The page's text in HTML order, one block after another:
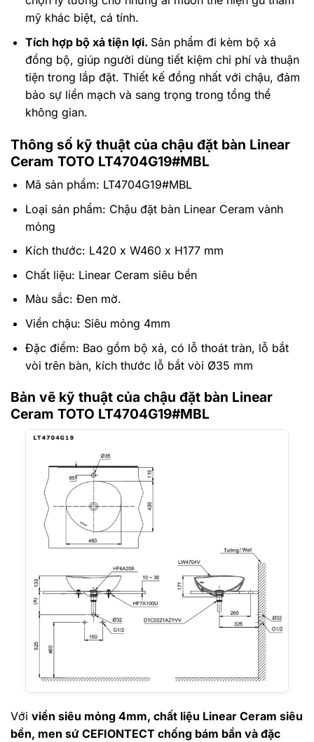
mỹ khác biệt, cá tính.
Tích hợp bộ xả tiện lợi. Sản phẩm đi kèm bộ xả
đồng bộ, giúp người dùng tiết kiệm chi phí và thuận
tiện trong lắp đặt. Thiết kế đồng nhất với chậu, đảm
bảo sự liền mạch và sang trọng trong tổng thể
không gian.
Thông số kỹ thuật của chậu đặt bàn Linear
Ceram TOTO LT4704G19#MBL
Mã sản phẩm: LT4704G19#MBL
Loại sản phẩm: Chậu đặt bàn Linear Ceram vành
mỏng
Kích thước: L420 x W460 x H177 mm
Chất liệu: Linear Ceram siêu bền
Màu sắc: Đen mờ.
Viền chậu: Siêu mỏng 4mm
Đặc điểm: Bao gồm bộ xả, có lỗ thoát tràn, lỗ bắt
vòi trên bàn, kích thước lỗ bắt vòi Ø35 mm
Bản vẽ kỹ thuật của chậu đặt bàn Linear
Ceram TOTO LT4704G19#MBL
Với viền siêu mỏng 4mm, chất liệu Linear Ceram siêu
bền, men sứ CEFIONTECT chống bám bẩn và đặc